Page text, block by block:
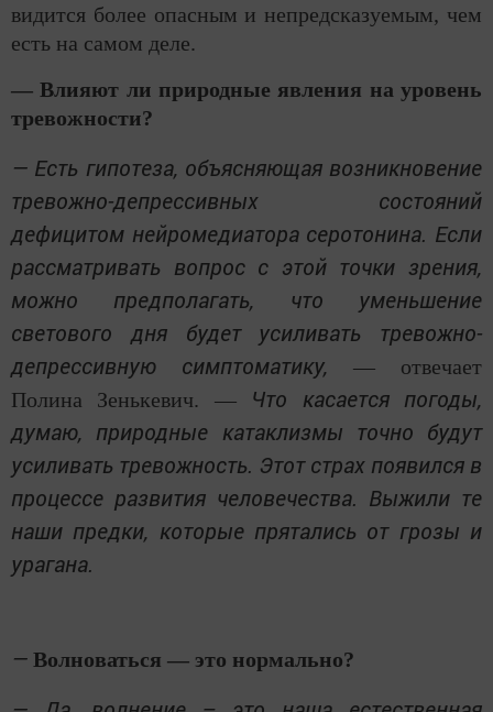
видится более опасным и непредсказуемым, чем
есть на самом деле.
— Влияют ли природные явления на уровень
тревожности?
— Есть гипотеза, объясняющая возникновение
тревожно-депрессивных состояний
дефицитом нейромедиатора серотонина. Если
рассматривать вопрос с этой точки зрения,
можно предполагать, что уменьшение
светового дня будет усиливать тревожно-
депрессивную симптоматику, — отвечает
Полина Зенькевич. — Что касается погоды,
думаю, природные катаклизмы точно будут
усиливать тревожность. Этот страх появился в
процессе развития человечества. Выжили те
наши предки, которые прятались от грозы и
урагана.
— Волноваться — это нормально?